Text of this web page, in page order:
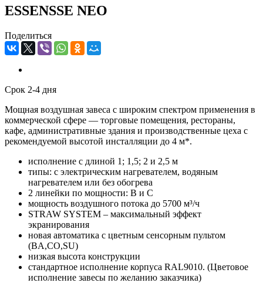
ESSENSSE NEO
Поделиться
Срок 2-4 дня
Мощная воздушная завеса с широким спектром применения в
коммерческой сфере — торговые помещения, рестораны,
кафе, административные здания и производственные цеха с
рекомендуемой высотой инсталляции до 4 м*.
исполнение с длиной 1; 1,5; 2 и 2,5 м
типы: с электрическим нагревателем, водяным
нагревателем или без обогрева
2 линейки по мощности: B и C
мощность воздушного потока до 5700 м³/ч
STRAW SYSTEM – максимальный эффект
экранирования
новая автоматика с цветным сенсорным пультом
(BA,CO,SU)
низкая высота конструкции
стандартное исполнение корпуса RAL9010. (Цветовое
исполнение завесы по желанию заказчика)